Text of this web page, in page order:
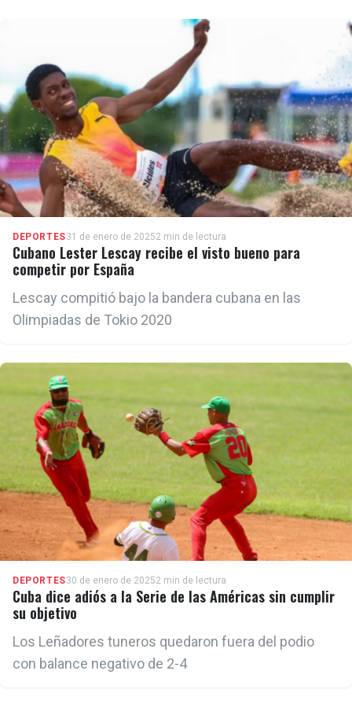
DEPORTES31 de enero de 20252 min de lectura
Cubano Lester Lescay recibe el visto bueno para
competir por España
Lescay compitió bajo la bandera cubana en las
Olimpiadas de Tokio 2020
DEPORTES30 de enero de 20252 min de lectura
Cuba dice adiós a la Serie de las Américas sin cumplir
su objetivo
Los Leñadores tuneros quedaron fuera del podio
con balance negativo de 2-4